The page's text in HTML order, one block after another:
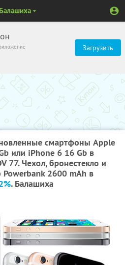
Загрузить
Балашиха
смартфоны Apple
или iPhone 6 16 Gb в
77. Чехол, бронестекло и
2600 mAh в
. Балашиха